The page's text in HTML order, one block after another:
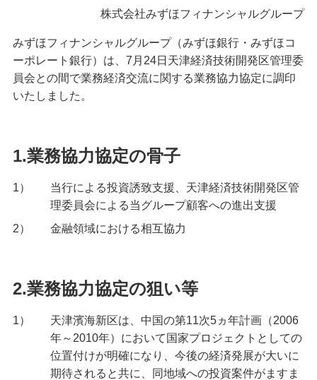
住宅ローン・カードローン
貯める・増やす
預金・NISA・資産運用
備える
学ぶ・考える
お客さまサポート
困ったときは・よくあるご質問
株式会社みずほフィナンシャルグループ
みずほフィナンシャルグループ（みずほ銀行・みずほコ
ーポレート銀行）は、7月24日天津経済技術開発区管理委
員会との間で業務経済交流に関する業務協力協定に調印
いたしました。
1.業務協力協定の骨子
1）
当行による投資誘致支援、天津経済技術開発区管
理委員会による当グループ顧客への進出支援
2）
金融領域における相互協力
2.業務協力協定の狙い等
1）
天津濱海新区は、中国の第11次5ヵ年計画（2006
年～2010年）において国家プロジェクトとしての
位置付けが明確になり、今後の経済発展が大いに
期待されると共に、同地域への投資案件がますま